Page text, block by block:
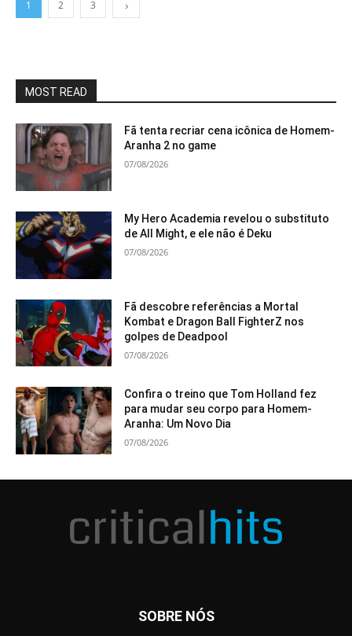
1 2 3
MOST READ
Fã tenta recriar cena icônica de Homem-
Aranha 2 no game
07/08/2026
My Hero Academia revelou o substituto
de All Might, e ele não é Deku
07/08/2026
Fã descobre referências a Mortal
Kombat e Dragon Ball FighterZ nos
golpes de Deadpool
07/08/2026
Confira o treino que Tom Holland fez
para mudar seu corpo para Homem-
Aranha: Um Novo Dia
07/08/2026
SOBRE NÓS